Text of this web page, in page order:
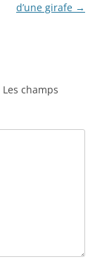
d’une girafe →
Les champs